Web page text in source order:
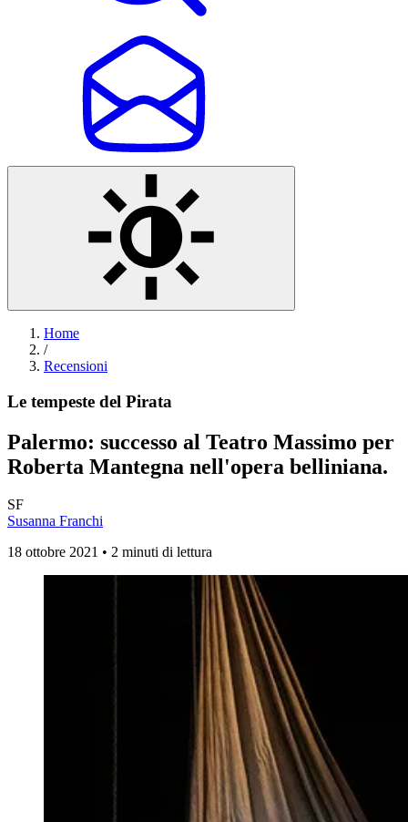
Home
/
Recensioni
Le tempeste del Pirata
Palermo: successo al Teatro Massimo per
Roberta Mantegna nell'opera belliniana.
SF
Susanna Franchi
18 ottobre 2021 • 2 minuti di lettura